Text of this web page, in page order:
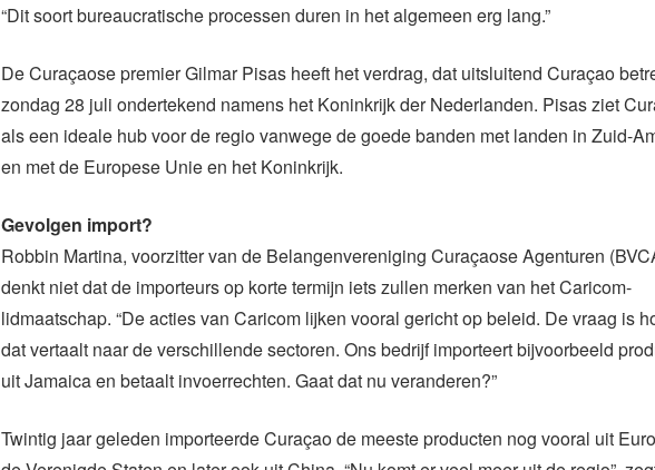
“Dit soort bureaucratische processen duren in het algemeen erg lang.”
De Curaçaose premier Gilmar Pisas heeft het verdrag, dat uitsluitend Curaçao
zondag 28 juli ondertekend namens het Koninkrijk der Nederlanden. Pisas ziet
als een ideale hub voor de regio vanwege de goede banden met landen in Zuid-
en met de Europese Unie en het Koninkrijk.
Gevolgen import?
Robbin Martina, voorzitter van de Belangenvereniging Curaçaose Agenturen
denkt niet dat de importeurs op korte termijn iets zullen merken van het Caricom-
lidmaatschap. “De acties van Caricom lijken vooral gericht op beleid. De vraag is
dat vertaalt naar de verschillende sectoren. Ons bedrijf importeert bijvoorbeeld
uit Jamaica en betaalt invoerrechten. Gaat dat nu veranderen?”
Twintig jaar geleden importeerde Curaçao de meeste producten nog vooral uit